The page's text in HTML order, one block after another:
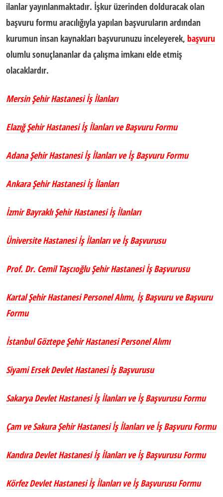
ilanlar yayınlanmaktadır. İşkur üzerinden dolduracak olan
başvuru formu aracılığıyla yapılan başvuruların ardından
kurumun insan kaynakları başvurunuzu inceleyerek, başvuru
olumlu sonuçlananlar da çalışma imkanı elde etmiş
olacaklardır.
Mersin Şehir Hastanesi İş İlanları
Elazığ Şehir Hastanesi İş İlanları ve Başvuru Formu
Adana Şehir Hastanesi İş İlanları ve İş Başvuru Formu
Ankara Şehir Hastanesi İş İlanları
İzmir Bayraklı Şehir Hastanesi İş İlanları
Üniversite Hastanesi İş İlanları ve İş Başvurusu
Prof. Dr. Cemil Taşcıoğlu Şehir Hastanesi İş Başvurusu
Kartal Şehir Hastanesi Personel Alımı, İş Başvuru ve Başvuru
Formu
İstanbul Göztepe Şehir Hastanesi Personel Alımı
Siyami Ersek Devlet Hastanesi İş Başvurusu
Sakarya Devlet Hastanesi İş İlanları ve İş Başvurusu Formu
Çam ve Sakura Şehir Hastanesi İş İlanları ve İş Başvuru Formu
Kandıra Devlet Hastanesi İş İlanları ve İş Başvurusu Formu
Körfez Devlet Hastanesi İş İlanları ve İş Başvurusu Formu